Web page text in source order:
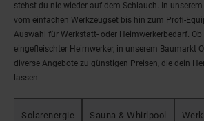
stehst du nie wieder auf dem Schlauch. In
vom einfachen Werkzeugset bis hin zum Profi-
Auswahl für Werkstatt- oder Heimwerkerbedarf.
eingefleischter Heimwerker, in unserem Baumarkt
diverse Angebote zu günstigen Preisen, die dein
lassen.
Solarenergie Sauna & Whirlpool